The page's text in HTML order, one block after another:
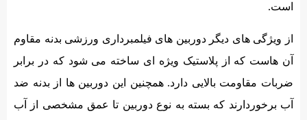
است.
از ویژگی های دیگر دوربین های فیلمبرداری ورزشی بدنه مقاوم
آن هاست که از پلاستیک ویژه ای ساخته می شود که در برابر
ضربات مقاومت بالایی دارد. همچنین این دوربین ها از بدنه ضد
آب برخوردارند که بسته به نوع دوربین تا عمق مشخصی از آب